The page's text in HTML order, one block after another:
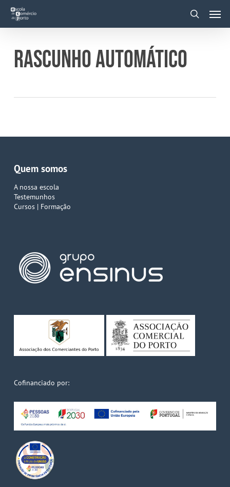
main
RASCUNHO AUTOMÁTICO
Quem somos
A nossa escola
Testemunhos
Cursos | Formação
Cofinanciado por: